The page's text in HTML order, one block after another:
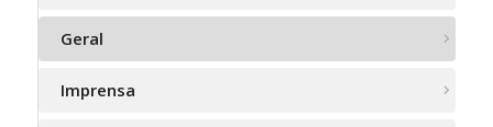
Geral
Imprensa